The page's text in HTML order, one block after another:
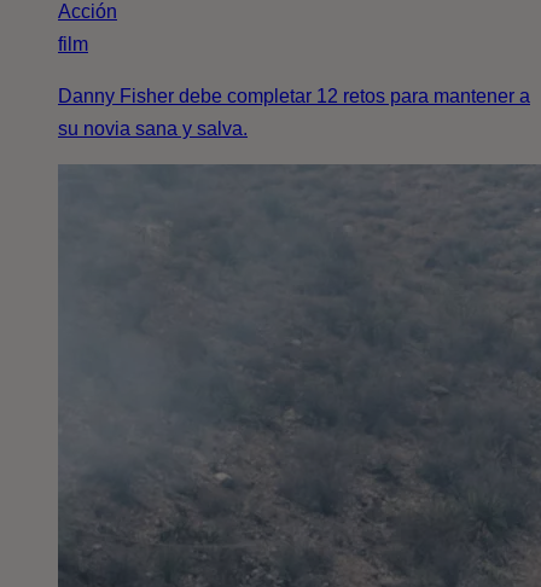
Acción
film
Danny Fisher debe completar 12 retos para mantener a
su novia sana y salva.